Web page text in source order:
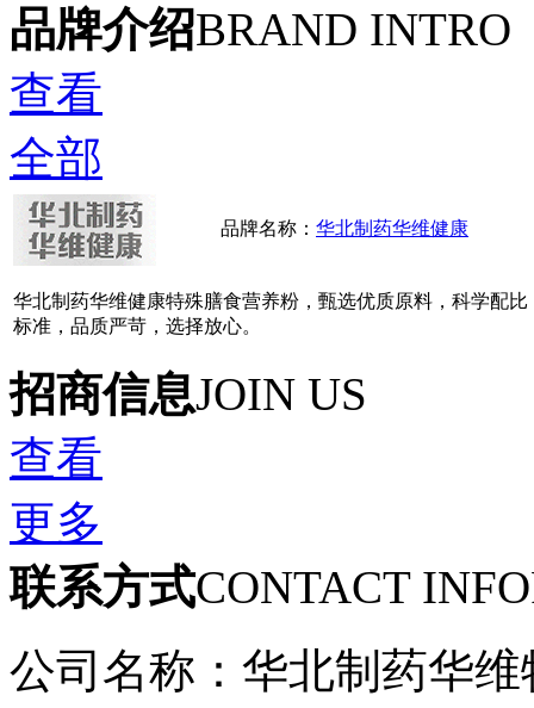
品牌介绍BRAND INTRO
查看
全部
品牌名称： 华北制药华维健康
华北制药华维健康特殊膳食营养粉，甄选优质原料，科学配
标准，品质严苛，选择放心。
招商信息JOIN US
查看
更多
联系方式CONTACT
公司名称：华北制药华